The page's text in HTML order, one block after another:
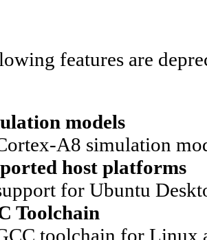
features are
models
A8 simulation
host platforms
for Ubuntu
Toolchain
toolchain for Linux